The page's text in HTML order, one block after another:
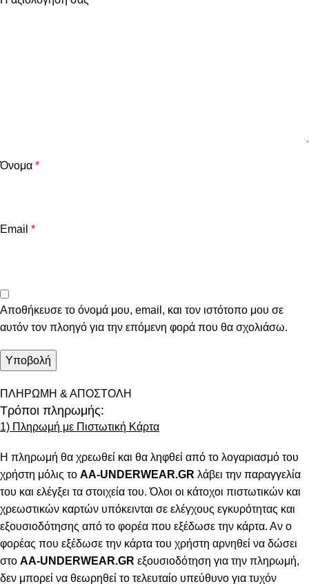
Όνομα *
Email *
Αποθήκευσε το όνομά μου, email, και τον ιστότοπο μου σε
αυτόν τον πλοηγό για την επόμενη φορά που θα σχολιάσω.
ΠΛΗΡΩΜΗ & ΑΠΟΣΤΟΛΗ
Τρόποι πληρωμής:
1) Πληρωμή με Πιστωτική Κάρτα
Η πληρωμή θα χρεωθεί και θα ληφθεί από το λογαριασμό του
χρήστη μόλις το AA-UNDERWEAR.GR λάβει την παραγγελία
του και ελέγξει τα στοιχεία του. Όλοι οι κάτοχοι πιστωτικών και
χρεωστικών καρτών υπόκεινται σε ελέγχους εγκυρότητας και
εξουσιοδότησης από το φορέα που εξέδωσε την κάρτα. Αν ο
φορέας που εξέδωσε την κάρτα του χρήστη αρνηθεί να δώσει
στο AA-UNDERWEAR.GR εξουσιοδότηση για την πληρωμή,
δεν μπορεί να θεωρηθεί το τελευταίο υπεύθυνο για τυχόν